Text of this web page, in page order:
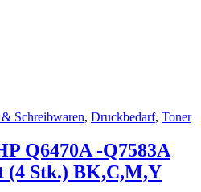
Schreibwaren, Druckbedarf, Toner
Q6470A -Q7583A
(4 Stk.) BK,C,M,Y